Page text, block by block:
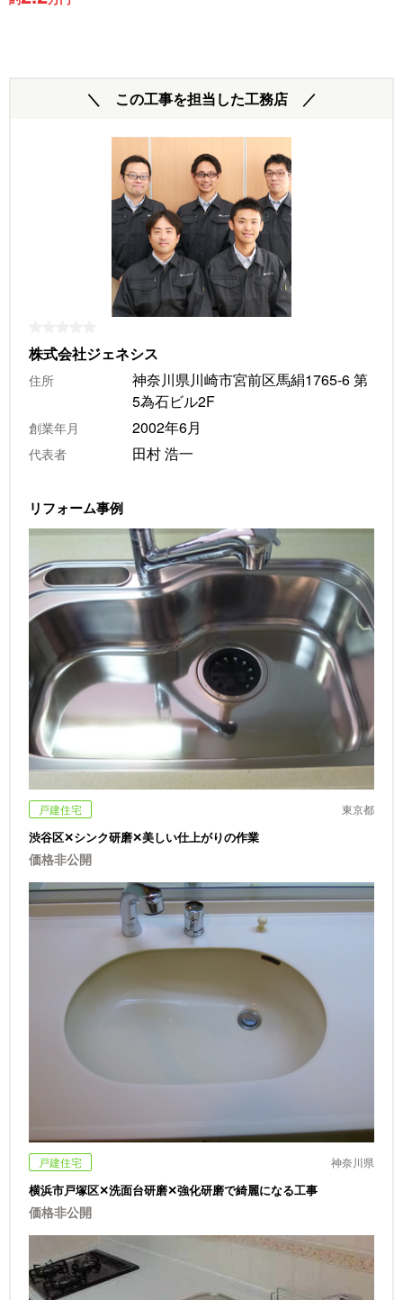
＼ この工事を担当した工務店 ／
株式会社ジェネシス
住所
神奈川県川崎市宮前区馬絹1765-6 第
5為石ビル2F
創業年月 2002年6月
代表者 田村 浩一
リフォーム事例
戸建住宅 東京都
渋谷区✕シンク研磨✕美しい仕上がりの作業
価格非公開
戸建住宅 神奈川県
横浜市戸塚区✕洗面台研磨✕強化研磨で綺麗になる工事
価格非公開